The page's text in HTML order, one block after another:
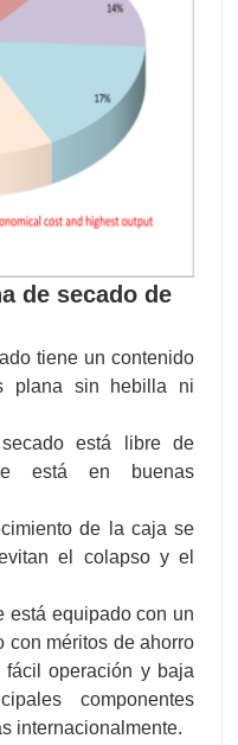
de secado de
tiene un contenido
plana sin hebilla ni
está libre de
está en buenas
de la caja se
el colapso y el
está equipado con un
con méritos de ahorro
operación y baja
componentes
internacionalmente.